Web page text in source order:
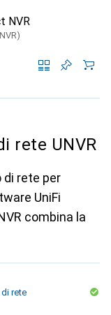
NVR
rete UNVR
di rete per
UniFi
combina la
rete